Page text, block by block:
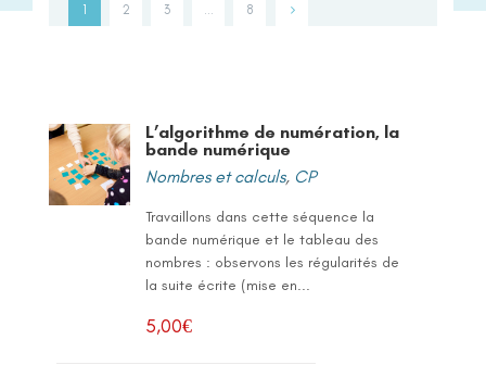
1 2 3 8
L’algorithme de numération, la
bande numérique
Nombres et calculs, CP
Travaillons dans cette séquence la
bande numérique et le tableau des
nombres : observons les régularités de
la suite écrite (mise en...
5,00€